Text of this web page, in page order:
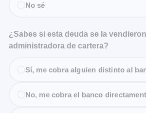
No sé
¿Sabes si esta deuda se la
administradora de cartera?
Sí, me cobra alguien distinto al
No, me cobra el banco